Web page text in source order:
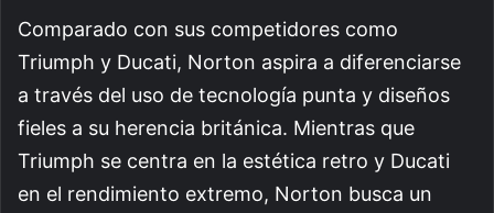
Comparado con sus competidores como
Triumph y Ducati, Norton aspira a diferenciarse
a través del uso de tecnología punta y diseños
fieles a su herencia británica. Mientras que
Triumph se centra en la estética retro y Ducati
en el rendimiento extremo, Norton busca un